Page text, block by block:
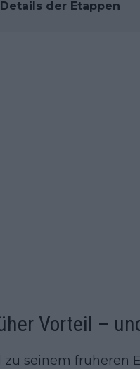
der Etappen
Vorteil –
zu seinem früheren